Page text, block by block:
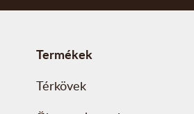
Termékek
Térkövek